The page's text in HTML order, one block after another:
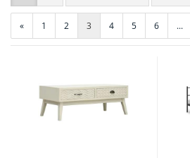
« 1 2 3 4 5 6 ...